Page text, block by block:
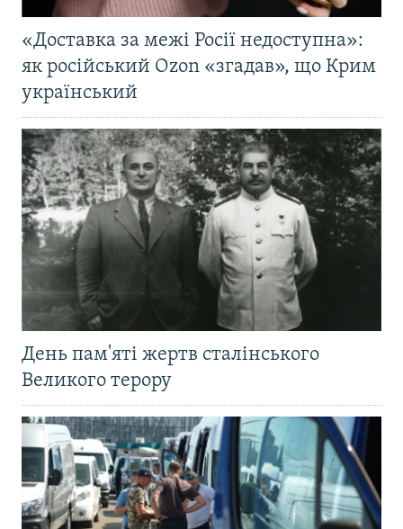
«Доставка за межі Росії недоступна»:
як російський Ozon «згадав», що Крим
український
День пам'яті жертв сталінського
Великого терору